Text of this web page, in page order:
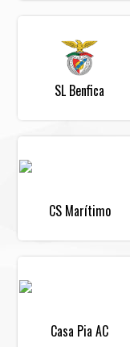
SL Benfica
CS Marítimo
Casa Pia AC